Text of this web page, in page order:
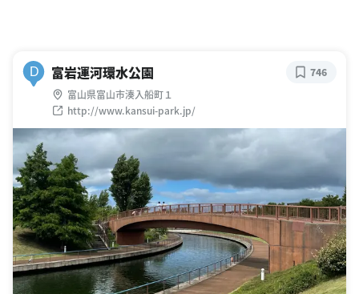
D 富岩運河環水公園
富山県富山市湊入船町１
http://www.kansui-park.jp/
746